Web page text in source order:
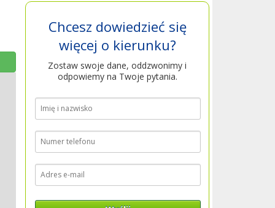
Chcesz dowiedzieć się
więcej o kierunku?
Zostaw swoje dane, oddzwonimy i
odpowiemy na Twoje pytania.